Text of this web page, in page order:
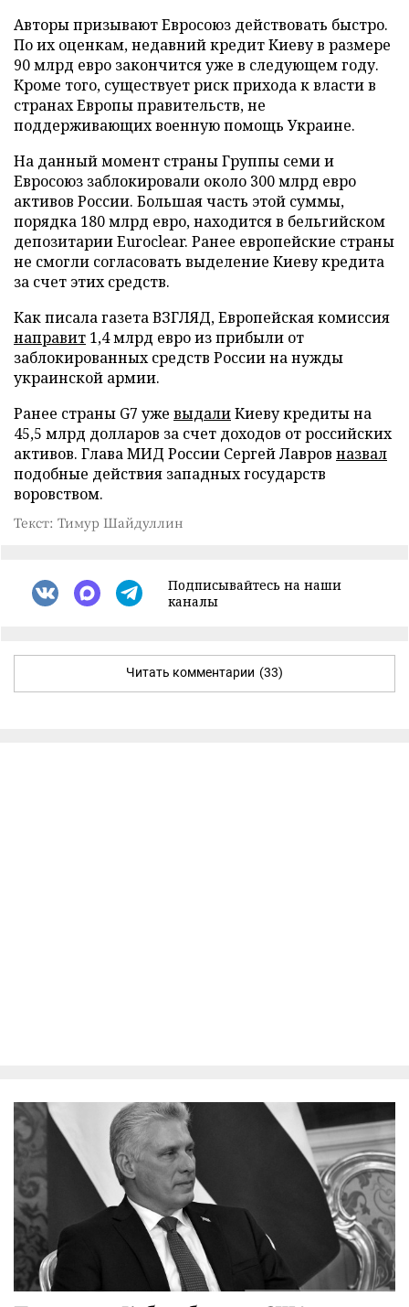
Авторы призывают Евросоюз действовать быстро.
По их оценкам, недавний кредит Киеву в размере
90 млрд евро закончится уже в следующем году.
Кроме того, существует риск прихода к власти в
странах Европы правительств, не
поддерживающих военную помощь Украине.
На данный момент страны Группы семи и
Евросоюз заблокировали около 300 млрд евро
активов России. Большая часть этой суммы,
порядка 180 млрд евро, находится в бельгийском
депозитарии Euroclear. Ранее европейские страны
не смогли согласовать выделение Киеву кредита
за счет этих средств.
Как писала газета ВЗГЛЯД, Европейская комиссия
направит 1,4 млрд евро из прибыли от
заблокированных средств России на нужды
украинской армии.
Ранее страны G7 уже выдалиКиеву кредиты на
45,5 млрд долларов за счет доходов от российских
активов. Глава МИД России Сергей Лавров назвал
подобные действия западных государств
воровством.
Текст: Тимур Шайдуллин
Подписывайтесь на наши
каналы
Читать комментарии (33)